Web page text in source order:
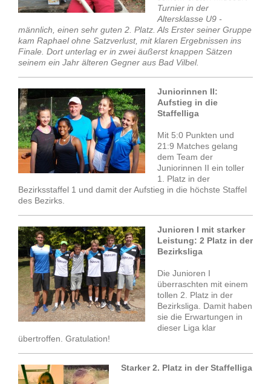
Turnier in der
Altersklasse U9 -
männlich, einen sehr guten 2. Platz. Als Erster seiner Gruppe
kam Raphael ohne Satzverlust, mit klaren Ergebnissen ins
Finale. Dort unterlag er in zwei äußerst knappen Sätzen
seinem ein Jahr älteren Gegner aus Bad Vilbel.
Juniorinnen II:
Aufstieg in die
Staffelliga
Mit 5:0 Punkten und
21:9 Matches gelang
dem Team der
Juniorinnen II ein toller
1. Platz in der
Bezirksstaffel 1 und damit der Aufstieg in die höchste Staffel
des Bezirks.
Junioren I mit starker
Leistung: 2 Platz in der
Bezirksliga
Die Junioren I
überraschten mit einem
tollen 2. Platz in der
Bezirksliga. Damit haben
sie die Erwartungen in
dieser Liga klar
übertroffen. Gratulation!
Starker 2. Platz in der Staffelliga